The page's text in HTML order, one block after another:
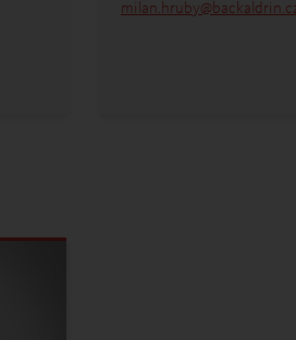
milan.hruby@backaldrin.